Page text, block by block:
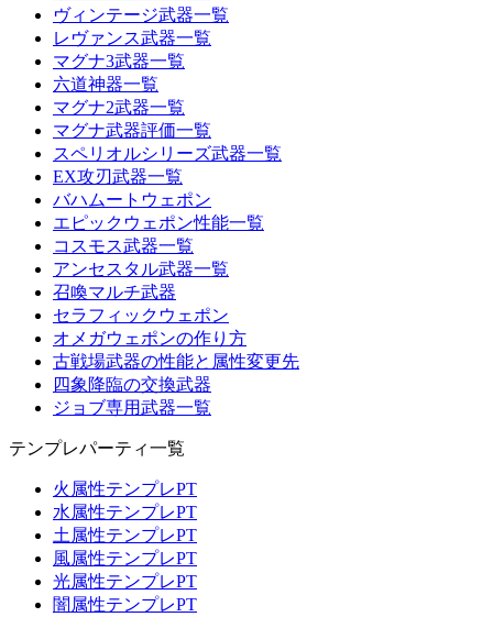
ヴィンテージ武器一覧
レヴァンス武器一覧
マグナ3武器一覧
六道神器一覧
マグナ2武器一覧
マグナ武器評価一覧
スペリオルシリーズ武器一覧
EX攻刃武器一覧
バハムートウェポン
エピックウェポン性能一覧
コスモス武器一覧
アンセスタル武器一覧
召喚マルチ武器
セラフィックウェポン
オメガウェポンの作り方
古戦場武器の性能と属性変更先
四象降臨の交換武器
ジョブ専用武器一覧
テンプレパーティ一覧
火属性テンプレPT
水属性テンプレPT
土属性テンプレPT
風属性テンプレPT
光属性テンプレPT
闇属性テンプレPT